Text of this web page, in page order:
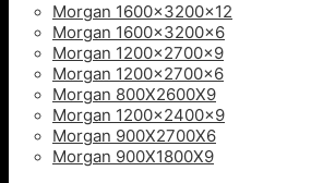
Morgan 1600x3200x12
Morgan 1600x3200x6
Morgan 1200x2700x9
Morgan 1200x2700x6
Morgan 800X2600X9
Morgan 1200x2400x9
Morgan 900X2700X6
Morgan 900X1800X9